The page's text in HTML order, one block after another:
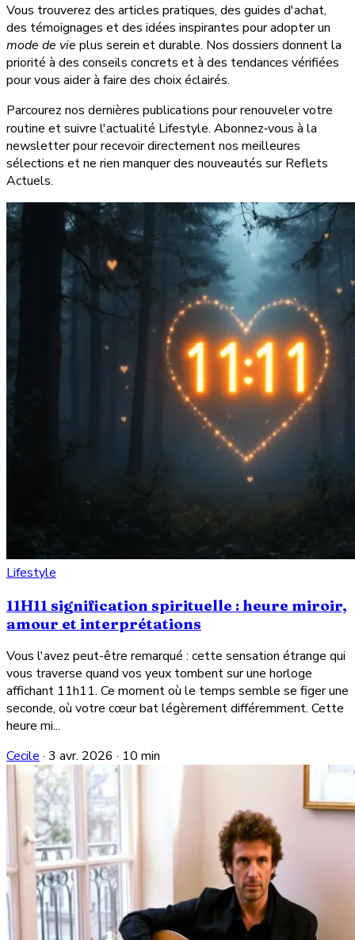
Vous trouverez des articles pratiques, des guides d'achat,
des témoignages et des idées inspirantes pour adopter un
mode de vie plus serein et durable. Nos dossiers donnent la
priorité à des conseils concrets et à des tendances vérifiées
pour vous aider à faire des choix éclairés.
Parcourez nos dernières publications pour renouveler votre
routine et suivre l'actualité Lifestyle. Abonnez‑vous à la
newsletter pour recevoir directement nos meilleures
sélections et ne rien manquer des nouveautés sur Reflets
Actuels.
Lifestyle
11H11 signification spirituelle : heure miroir,
amour et interprétations
Vous l'avez peut-être remarqué : cette sensation étrange qui
vous traverse quand vos yeux tombent sur une horloge
affichant 11h11. Ce moment où le temps semble se figer une
seconde, où votre cœur bat légèrement différemment. Cette
heure mi...
Cecile · 3 avr. 2026 · 10 min